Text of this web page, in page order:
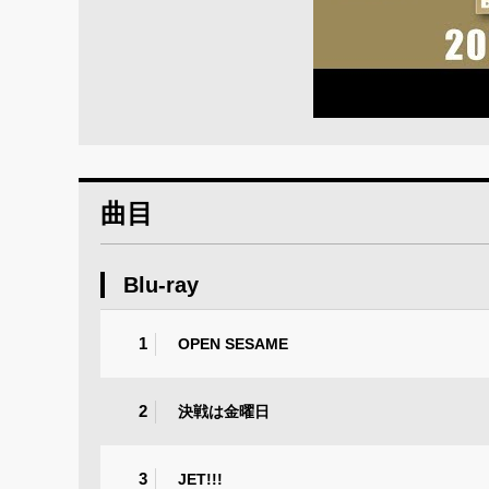
曲目
Blu-ray
1 OPEN SESAME
2 決戦は金曜日
3 JET!!!